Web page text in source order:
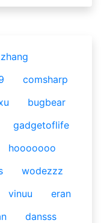
comsharp
bugbear
gadgetoflife
hooooooo
wodezzz
vinuu
eran
dansss